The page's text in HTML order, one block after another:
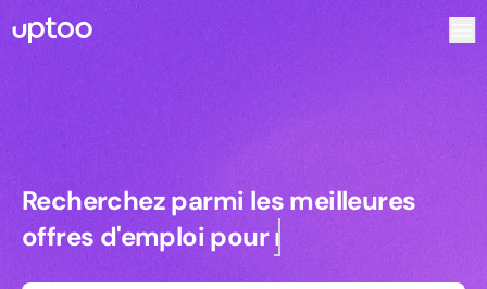
Recherchez parmi les meilleures
Recherchez parmi les meilleures
offres d'emploi pourmanagers